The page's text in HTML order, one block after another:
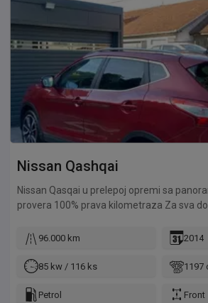
Nissan Qashqai
Nissan Qasqai u prelepoj opremi sa
provera 100% prava kilometraza Za sva
96.000 km 2014
85 kw / 116 ks 1197
Petrol Front